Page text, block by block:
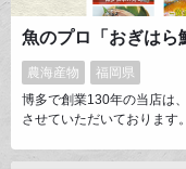
魚のプロ「おぎはら
農海産物
福岡県
博多で創業130年の当店は
させていただいております
い力があると思います。